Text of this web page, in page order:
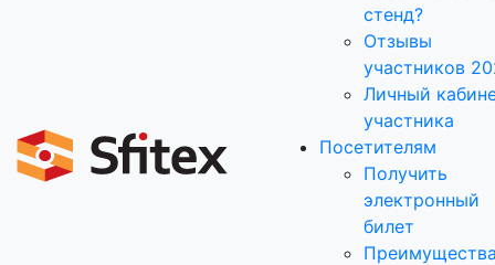
стенд?
Отзывы
участников
Личный
участника
Посетителям
Получить
электронный
билет